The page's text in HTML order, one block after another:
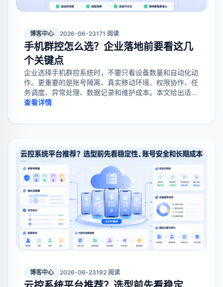
博客中心 2026-06-23171 阅读
手机群控怎么选？企业落地前要看这几
个关键点
企业选择手机群控系统时，不要只看设备数量和自动化动
作。更重要的是账号隔离、真实移动环境、权限协作、任
务调度、异常处理、数据记录和维护成本。本文给出适合
场景、选型清单和试运行方法。
查看详情
博客中心 2026-06-23192 阅读